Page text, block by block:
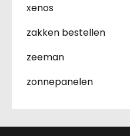
xenos
zakken bestellen
zeeman
zonnepanelen